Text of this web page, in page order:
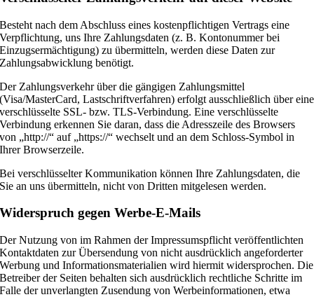
Besteht nach dem Abschluss eines kostenpflichtigen Vertrags eine
Verpflichtung, uns Ihre Zahlungsdaten (z. B. Kontonummer bei
Einzugsermächtigung) zu übermitteln, werden diese Daten zur
Zahlungsabwicklung benötigt.
Der Zahlungsverkehr über die gängigen Zahlungsmittel
(Visa/MasterCard, Lastschriftverfahren) erfolgt ausschließlich über eine
verschlüsselte SSL- bzw. TLS-Verbindung. Eine verschlüsselte
Verbindung erkennen Sie daran, dass die Adresszeile des Browsers
von „http://“ auf „https://“ wechselt und an dem Schloss-Symbol in
Ihrer Browserzeile.
Bei verschlüsselter Kommunikation können Ihre Zahlungsdaten, die
Sie an uns übermitteln, nicht von Dritten mitgelesen werden.
Widerspruch gegen Werbe-E-Mails
Der Nutzung von im Rahmen der Impressumspflicht veröffentlichten
Kontaktdaten zur Übersendung von nicht ausdrücklich angeforderter
Werbung und Informationsmaterialien wird hiermit widersprochen. Die
Betreiber der Seiten behalten sich ausdrücklich rechtliche Schritte im
Falle der unverlangten Zusendung von Werbeinformationen, etwa